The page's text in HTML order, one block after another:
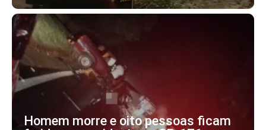
Homem morre e oito pessoas ficam